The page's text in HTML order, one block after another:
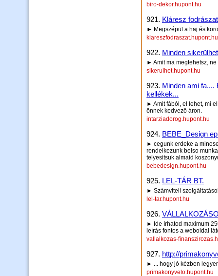
biro-dekor.hupont.hu
921. Kláresz
► Megszépül a haj és
klareszfodraszat.hupont.hu
922. Minden
► Amit ma megtehetsz,
sikerulhet.hupont.hu
923. Minden ami fa....
kellékek...
► Amit fából, el lehet, mi
önnek kedvező áron.
intarziadorog.hupont.hu
924. BEBE_Design
► cegunk erdeke a
rendelkezunk belso
telyesitsuk almaid
bebedesign.hupont.hu
925. LEL-TÁR BT.
► Számviteli
lel-tar.hupont.hu
926.
► Ide írhatod maximum
leírás fontos a weboldal
vallalkozas-
927. http://
► ... hogy jó kézben
primakonyvelo.hupont.hu